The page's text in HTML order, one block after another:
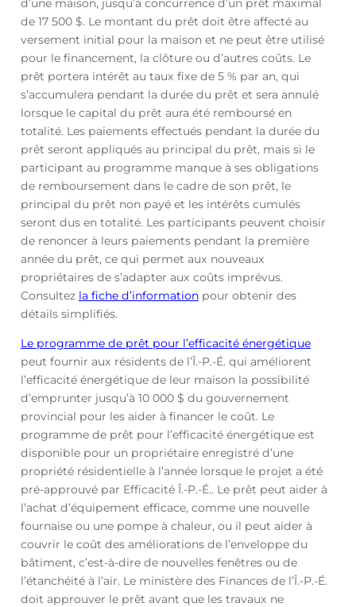
d’une maison, jusqu’à concurrence d’un prêt maximal
de 17 500 $. Le montant du prêt doit être affecté au
versement initial pour la maison et ne peut être utilisé
pour le financement, la clôture ou d’autres coûts. Le
prêt portera intérêt au taux fixe de 5 % par an, qui
s’accumulera pendant la durée du prêt et sera annulé
lorsque le capital du prêt aura été remboursé en
totalité. Les paiements effectués pendant la durée du
prêt seront appliqués au principal du prêt, mais si le
participant au programme manque à ses obligations
de remboursement dans le cadre de son prêt, le
principal du prêt non payé et les intérêts cumulés
seront dus en totalité. Les participants peuvent choisir
de renoncer à leurs paiements pendant la première
année du prêt, ce qui permet aux nouveaux
propriétaires de s’adapter aux coûts imprévus.
Consultez la fiche d’informationpour obtenir des
détails simplifiés.
Le programme de prêt pour l’efficacité énergétique
peut fournir aux résidents de l’Î.-P.-É. qui améliorent
l’efficacité énergétique de leur maison la possibilité
d’emprunter jusqu’à 10 000 $ du gouvernement
provincial pour les aider à financer le coût. Le
programme de prêt pour l’efficacité énergétique est
disponible pour un propriétaire enregistré d’une
propriété résidentielle à l’année lorsque le projet a été
pré-approuvé par Efficacité Î.-P.-É.. Le prêt peut aider à
l’achat d’équipement efficace, comme une nouvelle
fournaise ou une pompe à chaleur, ou il peut aider à
couvrir le coût des améliorations de l’enveloppe du
bâtiment, c’est-à-dire de nouvelles fenêtres ou de
l’étanchéité à l’air. Le ministère des Finances de l’Î.-P.-É.
doit approuver le prêt avant que les travaux ne